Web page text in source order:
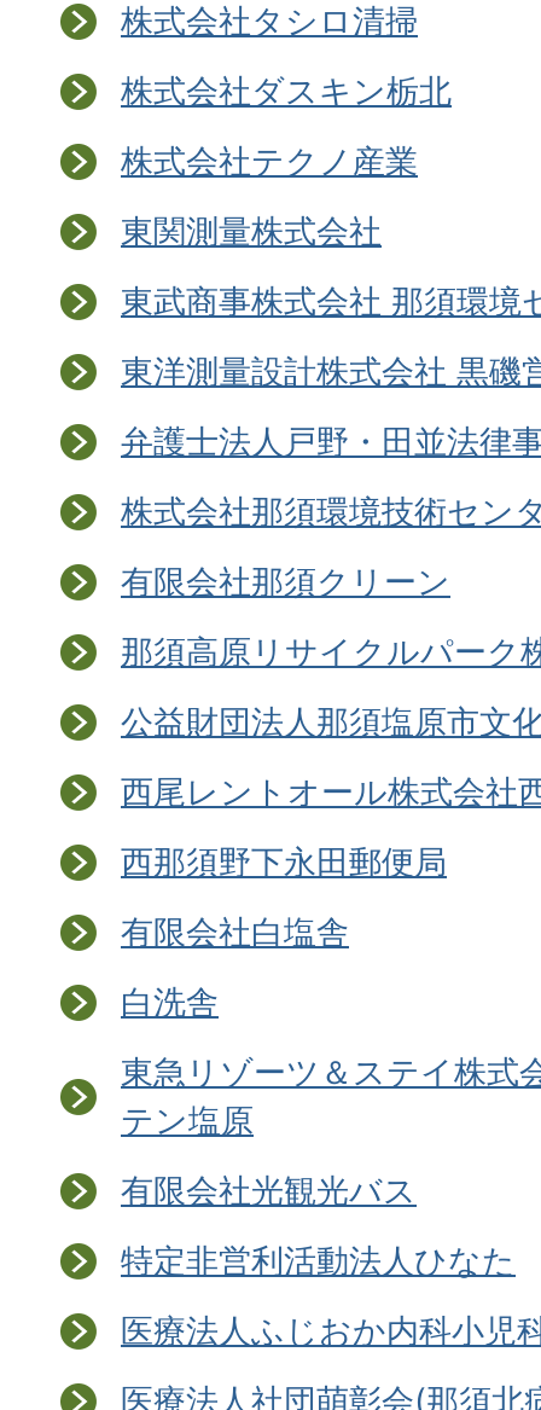
株式会社タシロ清掃
株式会社ダスキン栃北
株式会社テクノ産業
東関測量株式会社
東武商事株式会社 那須環境
東洋測量設計株式会社 黒磯
弁護士法人戸野・田並法律
株式会社那須環境技術セン
有限会社那須クリーン
那須高原リサイクルパーク
公益財団法人那須塩原市文
西尾レントオール株式会社
西那須野下永田郵便局
有限会社白塩舎
白洗舎
東急リゾーツ＆ステイ株式
テン塩原
有限会社光観光バス
特定非営利活動法人ひなた
医療法人ふじおか内科小児
医療法人社団萌彰会(那須北